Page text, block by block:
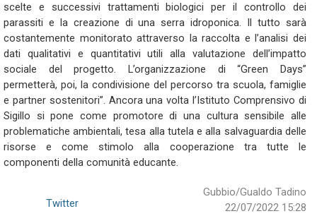
scelte e successivi trattamenti biologici per il controllo dei
parassiti e la creazione di una serra idroponica. Il tutto sarà
costantemente monitorato attraverso la raccolta e l’analisi dei
dati qualitativi e quantitativi utili alla valutazione dell’impatto
sociale del progetto. L’organizzazione di “Green Days”
permetterà, poi, la condivisione del percorso tra scuola, famiglie
e partner sostenitori”. Ancora una volta l’Istituto Comprensivo di
Sigillo si pone come promotore di una cultura sensibile alle
problematiche ambientali, tesa alla tutela e alla salvaguardia delle
risorse e come stimolo alla cooperazione tra tutte le
componenti della comunità educante.
Gubbio/Gualdo Tadino
22/07/2022 15:28
Twitter